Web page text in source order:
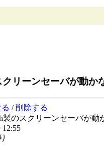
リーンセーバが動か
/削除する
製のスクリーンセーバが
12:55